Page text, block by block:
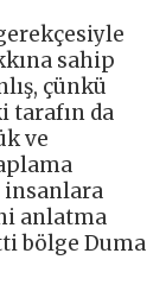
sahip
çünkü
tarafın da
ve
insanlara
anlatma
bölge Duma